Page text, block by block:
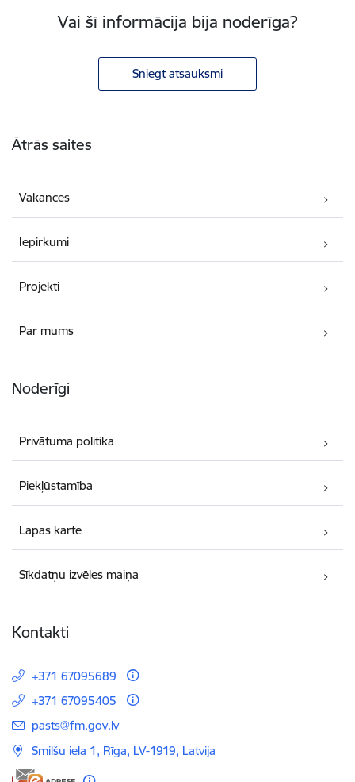
Vai šī informācija bija noderīga?
Sniegt atsauksmi
Ātrās saites
Vakances
Iepirkumi
Projekti
Par mums
Noderīgi
Privātuma politika
Piekļūstamība
Lapas karte
Sīkdatņu izvēles maiņa
Kontakti
+371 67095689
+371 67095405
E-pasts:
pasts@fm.gov.lv
Smilšu iela 1, Rīga, LV-1919, Latvija